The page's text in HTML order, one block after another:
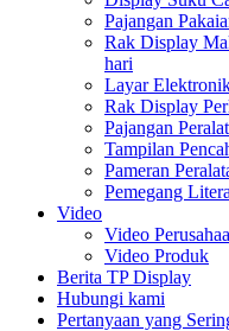
Pajangan
Rak Display
hari
Layar
Rak Display
Pajangan
Tampilan
Pameran
Pemegang
Video
Video
Video Produk
Berita TP Display
Hubungi kami
Pertanyaan yang